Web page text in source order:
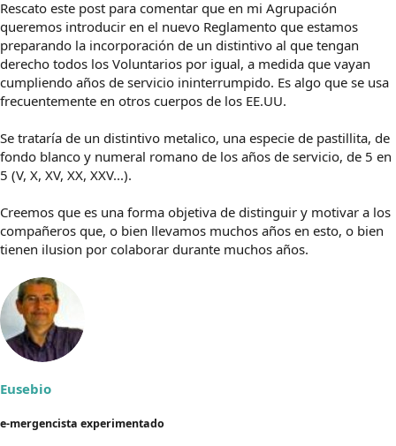
Rescato este post para comentar que en mi Agrupación
queremos introducir en el nuevo Reglamento que estamos
preparando la incorporación de un distintivo al que tengan
derecho todos los Voluntarios por igual, a medida que vayan
cumpliendo años de servicio ininterrumpido. Es algo que se usa
frecuentemente en otros cuerpos de los EE.UU.
Se trataría de un distintivo metalico, una especie de pastillita, de
fondo blanco y numeral romano de los años de servicio, de 5 en
5 (V, X, XV, XX, XXV...).
Creemos que es una forma objetiva de distinguir y motivar a los
compañeros que, o bien llevamos muchos años en esto, o bien
tienen ilusion por colaborar durante muchos años.
Eusebio
e-mergencista experimentado